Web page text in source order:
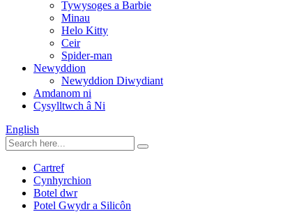
Tywysoges a Barbie
Minau
Helo Kitty
Ceir
Spider-man
Newyddion
Newyddion Diwydiant
Amdanom ni
Cysylltwch â Ni
English
Cartref
Cynhyrchion
Botel dwr
Potel Gwydr a Silicôn